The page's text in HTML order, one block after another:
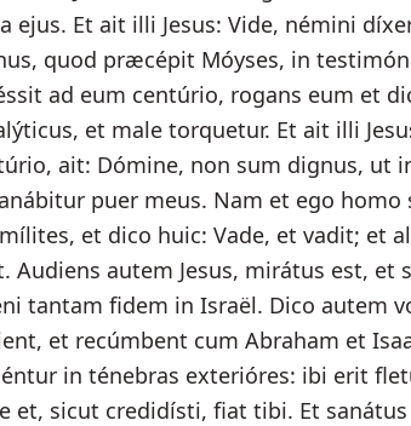
ejus. Et ait illi Jesus: Vide, némini
quod præcépit Móyses, in
ad eum centúrio, rogans eum et
et male torquetur. Et ait illi
ait: Dómine, non sum dignus, ut
puer meus. Nam et ego
et dico huic: Vade, et vadit; et
Audiens autem Jesus, mirátus est,
tantam fidem in Israël. Dico autem
et recúmbent cum Abraham et
in ténebras exterióres: ibi erit
et, sicut credidísti, fiat tibi. Et